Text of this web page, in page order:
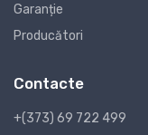
Garanție
Producători
Contacte
+(373) 69 722 499